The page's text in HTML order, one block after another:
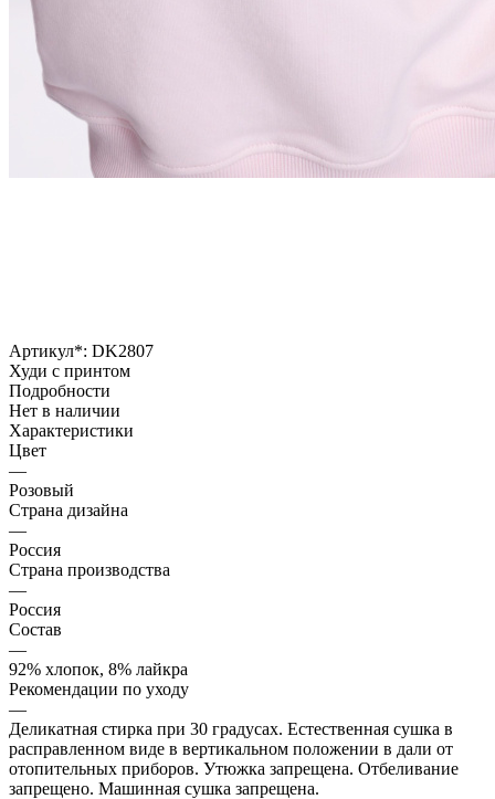
Артикул*: DK2807
Худи с принтом
Подробности
Нет в наличии
Характеристики
Цвет
—
Розовый
Страна дизайна
—
Россия
Страна производства
—
Россия
Состав
—
92% хлопок, 8% лайкра
Рекомендации по уходу
—
Деликатная стирка при 30 градусах. Естественная сушка в
расправленном виде в вертикальном положении в дали от
отопительных приборов. Утюжка запрещена. Отбеливание
запрещено. Машинная сушка запрещена.